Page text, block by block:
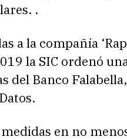
.
a la compañía
la SIC ordenó
del Banco
en no